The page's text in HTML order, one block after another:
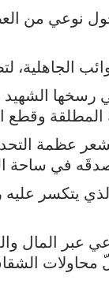
نوعي من
الجاهلية،
رسخها
المطلقة وقطع
عظمة
صدقَه في ساحة
يتكسر عليه
عبر المال
محاولات